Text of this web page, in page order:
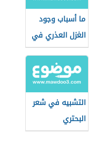
ما أسباب وجود
الغزل العذري في
العصر العباسي؟
التشبيه في شعر
البحتري